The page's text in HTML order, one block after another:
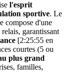
l'esprit
sportive. Le
compose d'une
garantissant
[2:25:55 en
courtes (5 ou
plus grand
familles,